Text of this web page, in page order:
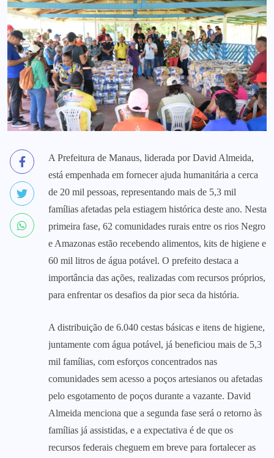
A Prefeitura de Manaus, liderada por David Almeida,
está empenhada em fornecer ajuda humanitária a cerca
de 20 mil pessoas, representando mais de 5,3 mil
famílias afetadas pela estiagem histórica deste ano. Nesta
primeira fase, 62 comunidades rurais entre os rios Negro
e Amazonas estão recebendo alimentos, kits de higiene e
60 mil litros de água potável. O prefeito destaca a
importância das ações, realizadas com recursos próprios,
para enfrentar os desafios da pior seca da história.
A distribuição de 6.040 cestas básicas e itens de higiene,
juntamente com água potável, já beneficiou mais de 5,3
mil famílias, com esforços concentrados nas
comunidades sem acesso a poços artesianos ou afetadas
pelo esgotamento de poços durante a vazante. David
Almeida menciona que a segunda fase será o retorno às
famílias já assistidas, e a expectativa é de que os
recursos federais cheguem em breve para fortalecer as